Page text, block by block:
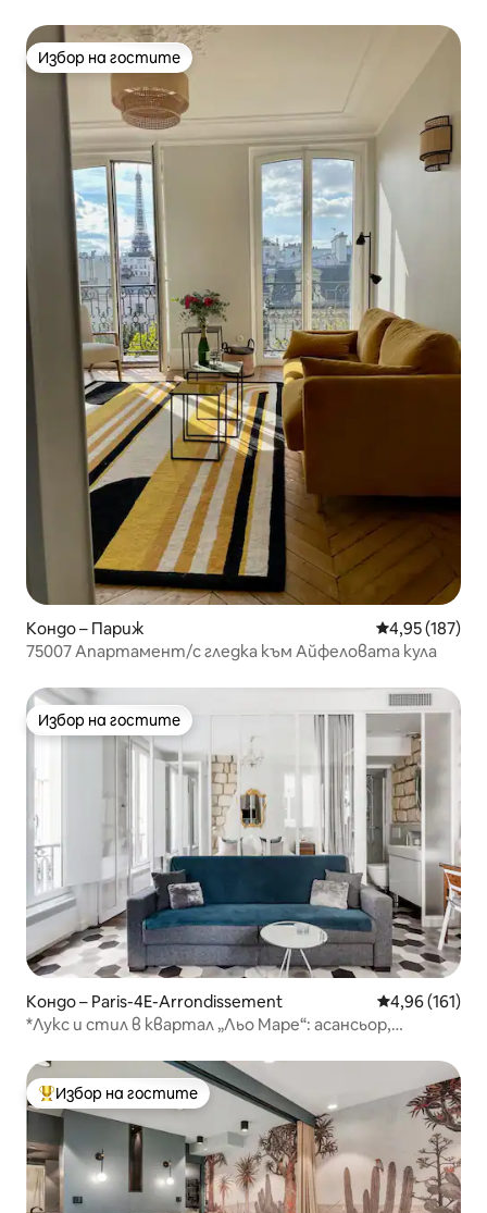
Избор на гостите
Избор на гостите
Кондо – Париж Средна
4,95 (187)
75007 Апартамент/с гледка към Айфеловата кула
Избор на гостите
Избор на гостите
Кондо – Paris-4E-Arrondissement Средна
4,96 (161)
*Лукс и стил в квартал „Льо Маре“: асансьор,
Най-популярен избор на гостите
Избор на гостите